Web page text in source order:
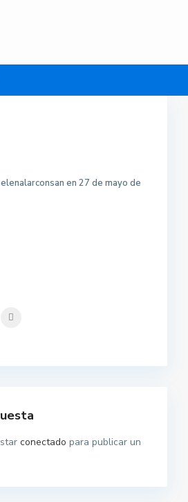
en 27 de mayo de
conectado para publicar un